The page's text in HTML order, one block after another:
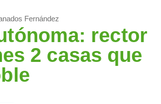
Fernández
rector
2 casas que